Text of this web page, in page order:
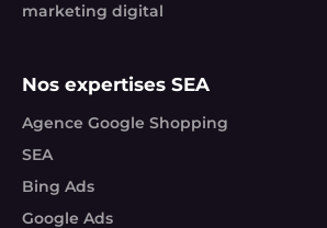
marketing digital
Nos expertises SEA
Agence Google Shopping
SEA
Bing Ads
Google Ads